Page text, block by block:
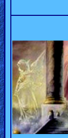
Video
Ask
AI
Bible
Funny...